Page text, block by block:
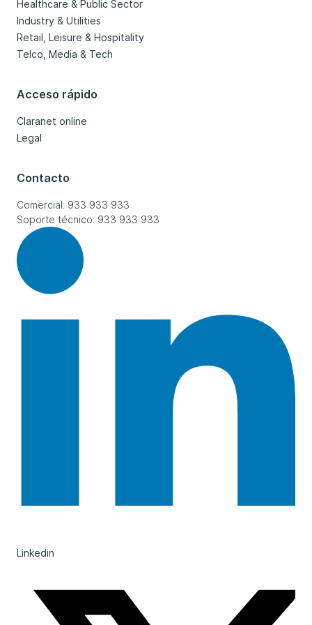
Healthcare & Public Sector
Industry & Utilities
Retail, Leisure & Hospitality
Telco, Media & Tech
Acceso rápido
Claranet online
Legal
Contacto
Comercial: 933 933 933
Soporte técnico: 933 933 933
Linkedin